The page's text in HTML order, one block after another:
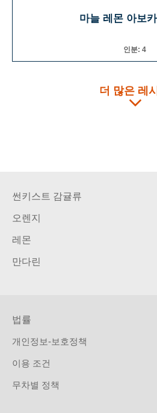
마늘 레몬 아보
인분: 4
더 많은 레
썬키스트 감귤류
오렌지
레몬
만다린
법률
개인정보-보호정책
이용 조건
무차별 정책